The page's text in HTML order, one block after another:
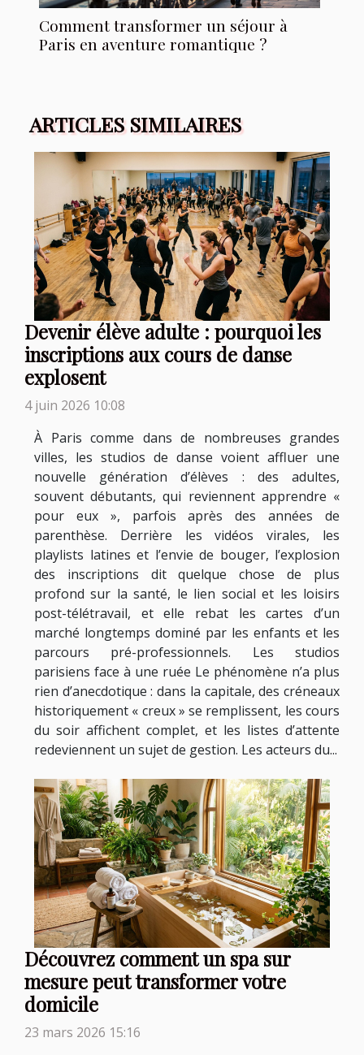
Comment transformer un séjour à
Paris en aventure romantique ?
ARTICLES SIMILAIRES
Devenir élève adulte : pourquoi les
inscriptions aux cours de danse
explosent
4 juin 2026 10:08
À Paris comme dans de nombreuses grandes
villes, les studios de danse voient affluer une
nouvelle génération d’élèves : des adultes,
souvent débutants, qui reviennent apprendre «
pour eux », parfois après des années de
parenthèse. Derrière les vidéos virales, les
playlists latines et l’envie de bouger, l’explosion
des inscriptions dit quelque chose de plus
profond sur la santé, le lien social et les loisirs
post-télétravail, et elle rebat les cartes d’un
marché longtemps dominé par les enfants et les
parcours pré-professionnels. Les studios
parisiens face à une ruée Le phénomène n’a plus
rien d’anecdotique : dans la capitale, des créneaux
historiquement « creux » se remplissent, les cours
du soir affichent complet, et les listes d’attente
redeviennent un sujet de gestion. Les acteurs du...
Découvrez comment un spa sur
mesure peut transformer votre
domicile
23 mars 2026 15:16